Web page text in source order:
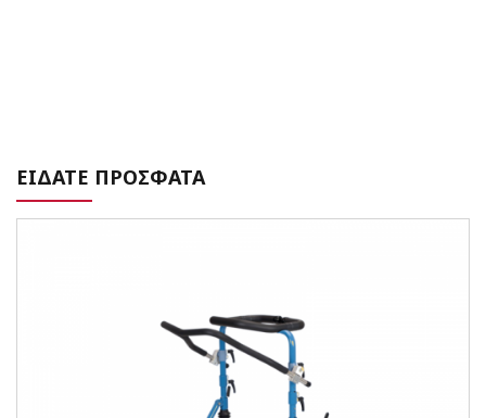
ΕΙΔΑΤΕ ΠΡΟΣΦΑΤΑ